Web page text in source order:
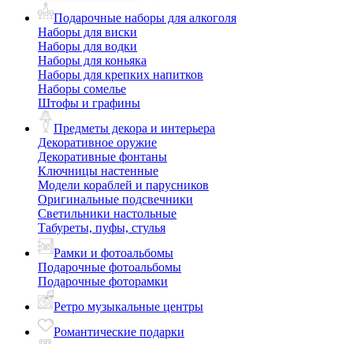
Подарочные наборы для алкоголя
Наборы для виски
Наборы для водки
Наборы для коньяка
Наборы для крепких напитков
Наборы сомелье
Штофы и графины
Предметы декора и интерьера
Декоративное оружие
Декоративные фонтаны
Ключницы настенные
Модели кораблей и парусников
Оригинальные подсвечники
Светильники настольные
Табуреты, пуфы, стулья
Рамки и фотоальбомы
Подарочные фотоальбомы
Подарочные фоторамки
Ретро музыкальные центры
Романтические подарки